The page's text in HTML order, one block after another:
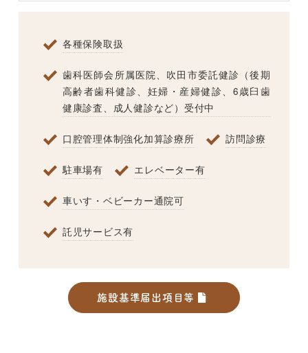
各種保険取扱
歯科医師会所属医院、吹田市委託健診（後期
高齢者歯科健診、妊婦・産婦健診、6歳臼歯
健康診査、成人健診など）受付中
口腔管理体制強化加算診療所 訪問診療
駐車場有 エレベーター有
車いす・ベビーカー通院可
託児サービス有
施設基準届出項目等